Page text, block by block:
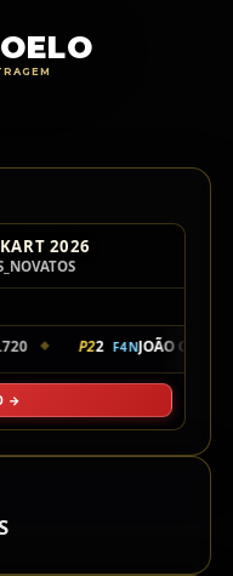
2026
◆ P22 F4NJOÃO
→